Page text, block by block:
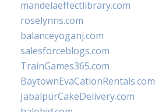
mandelaeffectlibrary.com
roselynns.com
balanceyoganj.com
salesforceblogs.com
TrainGames365.com
BaytownEvaCationRentals.com
JabalpurCakeDelivery.com